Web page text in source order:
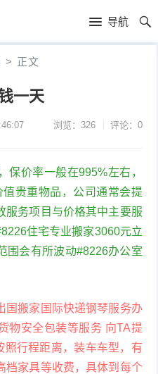
导航
> 正文
一天
浏览：326 评论：0
保价率一般在995%左右，
贵重物品，公司通常会提
服务项目与价格其中主要服
住宅专业搬家3060元立
围会有所波动#8226办公室
国搬家国际快递钢琴服务办
物安全包装等服务 向TA提
照行程距离，装车车型，有
档家具等收费，具体到每个